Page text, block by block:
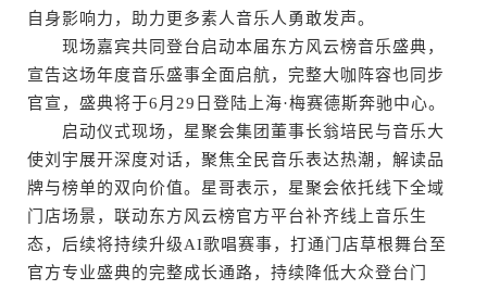
自身影响力，助力更多素人音乐人勇敢发声。
现场嘉宾共同登台启动本届东方风云榜音乐盛典，
宣告这场年度音乐盛事全面启航，完整大咖阵容也同步
官宣，盛典将于6月29日登陆上海·梅赛德斯奔驰中心。
启动仪式现场，星聚会集团董事长翁培民与音乐大
使刘宇展开深度对话，聚焦全民音乐表达热潮，解读品
牌与榜单的双向价值。星哥表示，星聚会依托线下全域
门店场景，联动东方风云榜官方平台补齐线上音乐生
态，后续将持续升级AI歌唱赛事，打通门店草根舞台至
官方专业盛典的完整成长通路，持续降低大众登台门